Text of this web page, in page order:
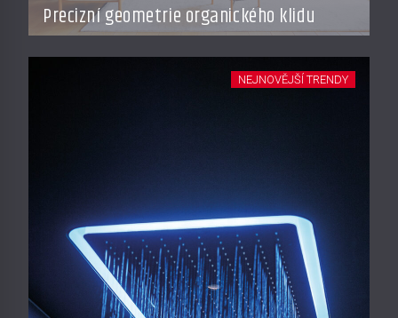
Precizní geometrie organického klidu
NEJNOVĚJŠÍ TRENDY